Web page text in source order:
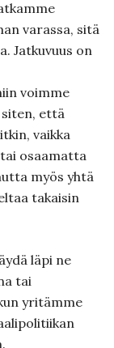
varassa, sitä
Jatkuvuus on
voimme
siten, että
vaikka
osaamatta
myös yhtä
takaisin
läpi ne
tai
yritämme